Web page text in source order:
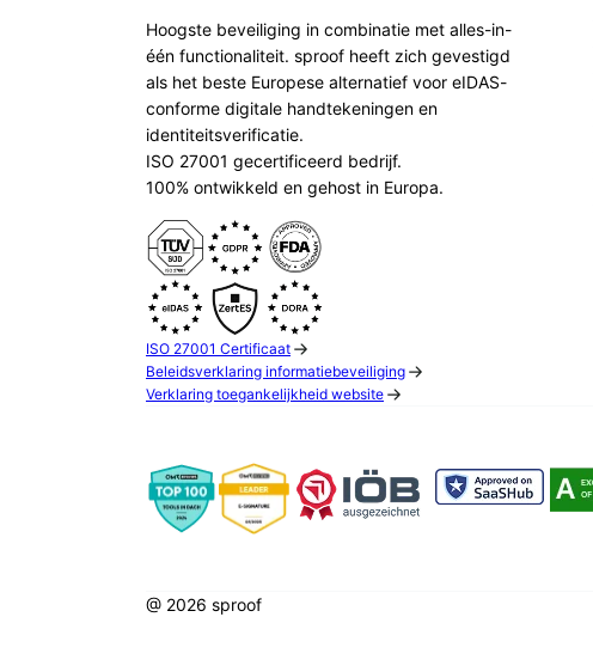
Hoogste beveiliging in combinatie met alles-in-
één functionaliteit. sproof heeft zich gevestigd
als het beste Europese alternatief voor eIDAS-
conforme digitale handtekeningen en
identiteitsverificatie.
ISO 27001 gecertificeerd bedrijf.
100% ontwikkeld en gehost in Europa.
ISO 27001 Certificaat
Beleidsverklaring informatiebeveiliging
Verklaring toegankelijkheid website
@ 2026 sproof